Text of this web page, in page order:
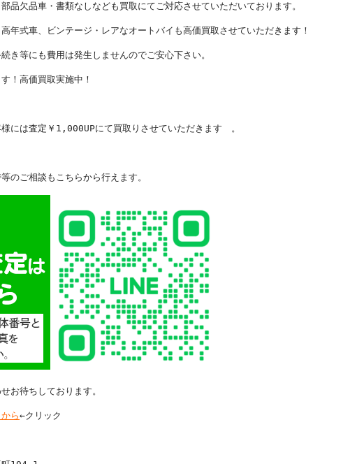
品欠品車・書類なしなども買取にてご対応させていただいております。
年式車、ビンテージ・レアなオートバイも高価買取させていただきます！
き等にも費用は発生しませんのでご安心下さい。
！高価買取実施中！
には査定￥1,000UPにて買取りさせていただきます 。
のご相談もこちらから行えます。
お待ちしております。
ら←クリック